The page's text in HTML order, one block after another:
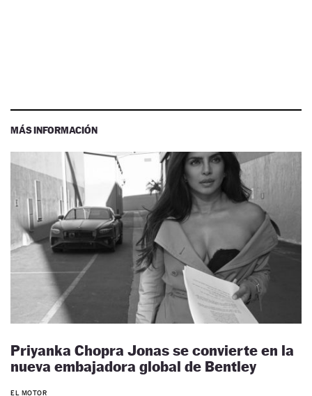
MÁS INFORMACIÓN
Priyanka Chopra Jonas se convierte en la
nueva embajadora global de Bentley
EL MOTOR